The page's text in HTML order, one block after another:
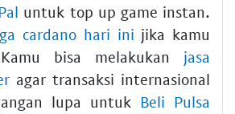
untuk top up game instan.
cardano hari ini jika kamu
bisa melakukan jasa
agar transaksi internasional
lupa untuk Beli Pulsa